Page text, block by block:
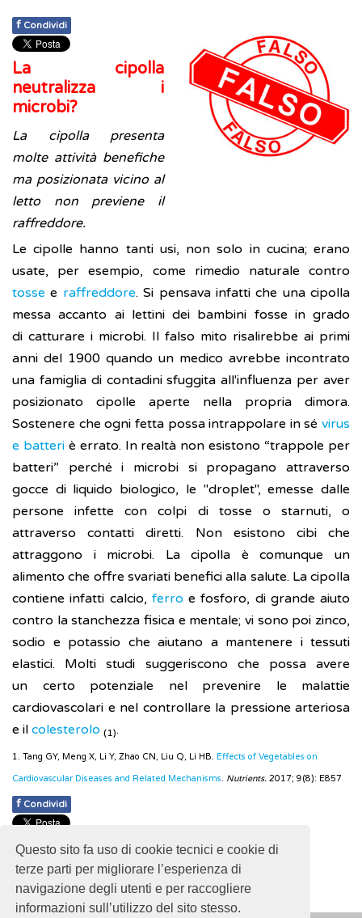
Questo sito fa uso di cookie tecnici e cookie di
terze parti per migliorare l’esperienza di
navigazione degli utenti e per raccogliere
informazioni sull’utilizzo del sito stesso.
f Condividi
La cipolla
neutralizza i
microbi?
La cipolla presenta
molte attività benefiche
ma posizionata vicino al
letto non previene il
raffreddore.
Le cipolle hanno tanti usi, non solo in cucina; erano
usate, per esempio, come rimedio naturale contro
tosse e raffreddore. Si pensava infatti che una cipolla
messa accanto ai lettini dei bambini fosse in grado
di catturare i microbi. Il falso mito risalirebbe ai primi
anni del 1900 quando un medico avrebbe incontrato
una famiglia di contadini sfuggita all'influenza per aver
posizionato cipolle aperte nella propria dimora.
Sostenere che ogni fetta possa intrappolare in sé virus
e batteriè errato. In realtà non esistono “trappole per
batteri” perché i microbi si propagano attraverso
gocce di liquido biologico, le "droplet", emesse dalle
persone infette con colpi di tosse o starnuti, o
attraverso contatti diretti. Non esistono cibi che
attraggono i microbi. La cipolla è comunque un
alimento che offre svariati benefici alla salute. La cipolla
contiene infatti calcio, ferro e fosforo, di grande aiuto
contro la stanchezza fisica e mentale; vi sono poi zinco,
sodio e potassio che aiutano a mantenere i tessuti
elastici. Molti studi suggeriscono che possa avere
un certo potenziale nel prevenire le malattie
cardiovascolari e nel controllare la pressione arteriosa
e il colesterolo (1).
1. Tang GY, Meng X, Li Y, Zhao CN, Liu Q, Li HB. Effects of Vegetables on
Cardiovascular Diseases and Related Mechanisms. Nutrients. 2017; 9(8): E857
f Condividi
Pubblicato: 21 Agosto 2018
- Ultimo aggiornamento: 30 Ottobre 2024